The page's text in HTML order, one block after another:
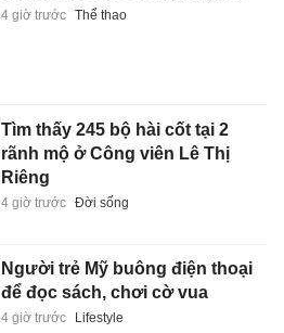
4 giờ trước Thể thao
Tìm thấy 245 bộ hài cốt tại 2
rãnh mộ ở Công viên Lê Thị
Riêng
4 giờ trước Đời sống
Người trẻ Mỹ buông điện thoại
để đọc sách, chơi cờ vua
4 giờ trước Lifestyle